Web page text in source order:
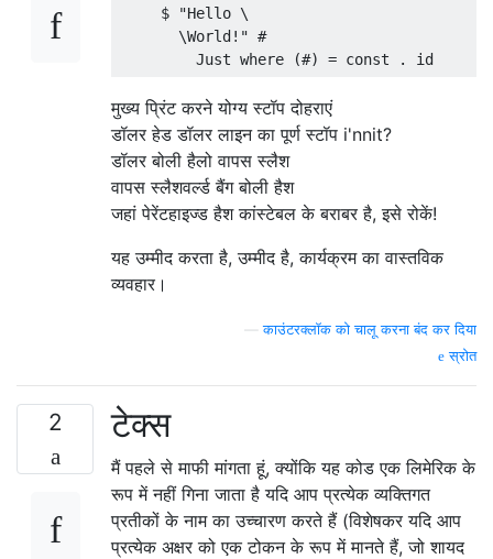
     $ "Hello \
       \World!" #
मुख्य प्रिंट करने योग्य स्टॉप दोहराएं
डॉलर हेड डॉलर लाइन का पूर्ण स्टॉप i'nnit?
डॉलर बोली हैलो वापस स्लैश
वापस स्लैशवर्ल्ड बैंग बोली हैश
जहां पेरेंटहाइज्ड हैश कांस्टेबल के बराबर है, इसे रोकें!
यह उम्मीद करता है, उम्मीद है, कार्यक्रम का वास्तविक
व्यवहार।
—काउंटरक्लॉक को चालू करना बंद कर दिया
स्रोत
2 टेक्स
मैं पहले से माफी मांगता हूं, क्योंकि यह कोड एक लिमेरिक के
रूप में नहीं गिना जाता है यदि आप प्रत्येक व्यक्तिगत
प्रतीकों के नाम का उच्चारण करते हैं (विशेषकर यदि आप
प्रत्येक अक्षर को एक टोकन के रूप में मानते हैं, जो शायद